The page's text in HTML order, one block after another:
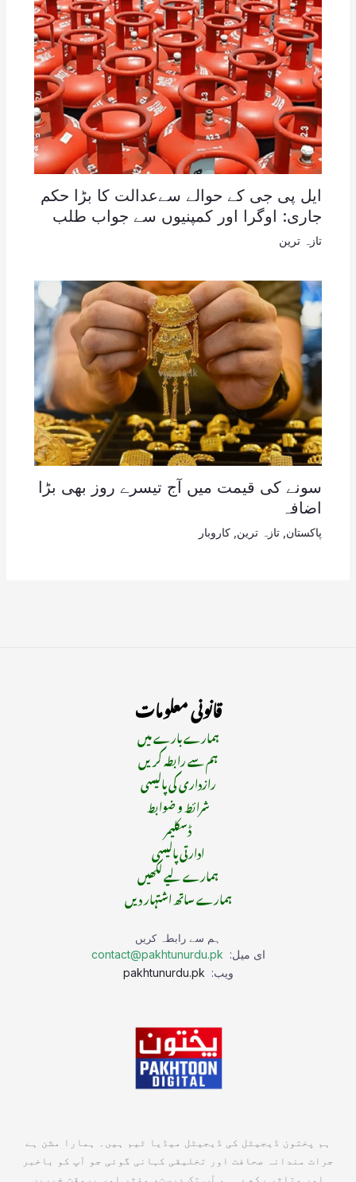
ایل پی جی کے حوالے سےعدالت کا بڑا حکم
جاری: اوگرا اور کمپنیوں سے جواب طلب
تازہ ترین
سونے کی قیمت میں آج تیسرے روز بھی بڑا
اضافہ
پاکستان تازہ ترین کاروبار
قانونی معلومات
ہمارے بارے میں
ہم سے رابطہ کریں
رازداری کی پالیسی
شرائط و ضوابط
ڈسکلیمر
ادارتی پالیسی
ہمارے لیے لکھیں
ہمارے ساتھ اشتہار دیں
ہم سے رابطہ کریں
ای میل: contact@pakhtunurdu.pk
ویب:
ہم پختون ڈیجیٹل کی ڈیجیٹل میڈیا ٹیم ہیں۔ ہمارا مشن ہے
جرات مندانہ صحافت اور تخلیقی کہانی گوئی جو آپ کو باخبر
اور متاثر رکھے۔ ہم آپ تک درست، مؤثر اور بروقت خبریں